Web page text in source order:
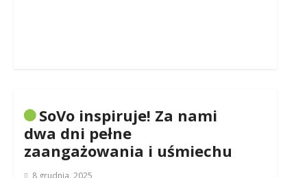
SoVo inspiruje! Za nami
dwa dni pełne
zaangażowania i uśmiechu
8 grudnia, 2025